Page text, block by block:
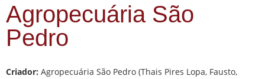
Agropecuária São
Pedro
Criador: Agropecuária São Pedro (Thais Pires Lopa, Fausto,